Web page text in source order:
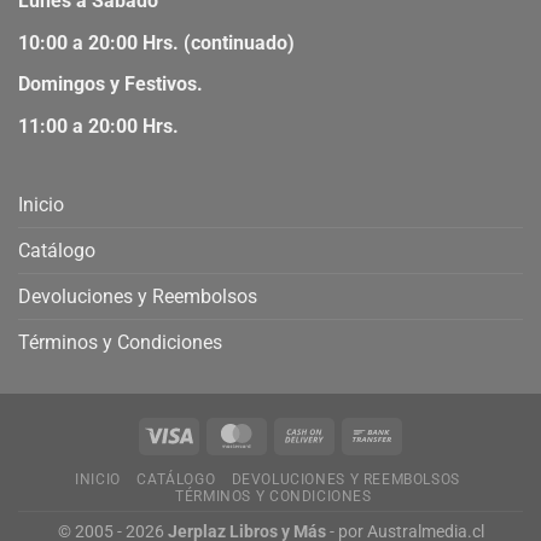
10:00 a 20:00 Hrs. (continuado)
Domingos y Festivos.
11:00 a 20:00 Hrs.
Inicio
Catálogo
Devoluciones y Reembolsos
Términos y Condiciones
INICIO CATÁLOGO
DEVOLUCIONES Y REEMBOLSOS
TÉRMINOS Y CONDICIONES
© 2005 - 2026 Jerplaz Libros y Más- porAustralmedia.cl